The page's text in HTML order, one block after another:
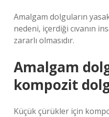
Amalgam dolguların
nedeni, içerdiği cıvanın
zararlı olmasıdır.
Amalgam
kompozit
Küçük çürükler için